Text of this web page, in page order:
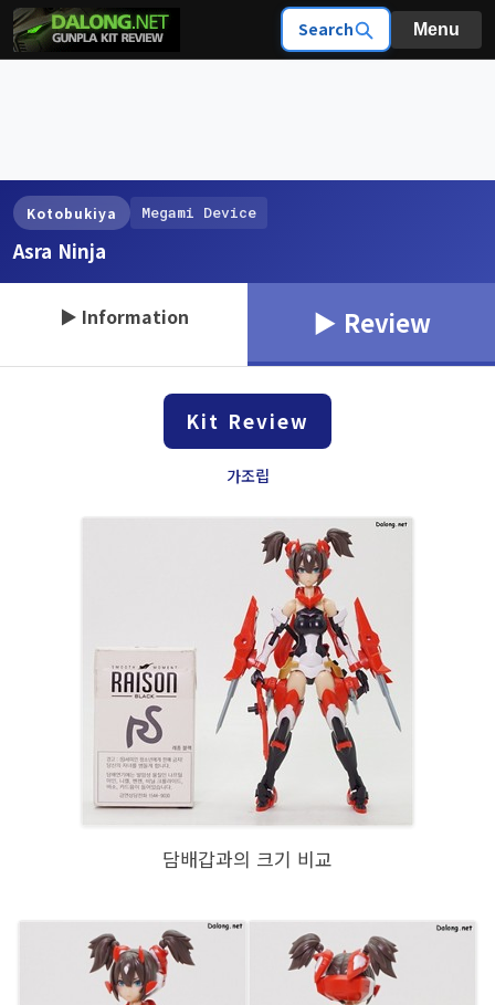
Search Menu
Kotobukiya Megami Device
Asra Ninja
▶ Information ▶ Review
Kit Review
가조립
담배갑과의 크기 비교